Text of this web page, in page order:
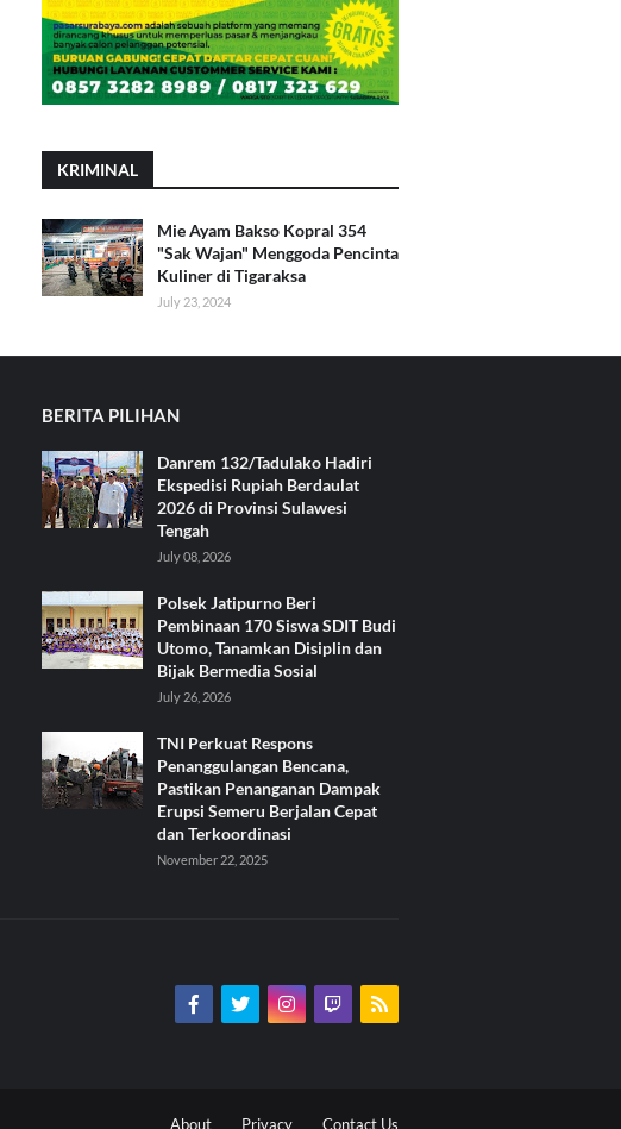
KRIMINAL
Mie Ayam Bakso Kopral 354
"Sak Wajan" Menggoda Pencinta
Kuliner di Tigaraksa
July 23, 2024
BERITA PILIHAN
Danrem 132/Tadulako Hadiri
Ekspedisi Rupiah Berdaulat
2026 di Provinsi Sulawesi
Tengah
July 08, 2026
Polsek Jatipurno Beri
Pembinaan 170 Siswa SDIT Budi
Utomo, Tanamkan Disiplin dan
Bijak Bermedia Sosial
July 26, 2026
TNI Perkuat Respons
Penanggulangan Bencana,
Pastikan Penanganan Dampak
Erupsi Semeru Berjalan Cepat
dan Terkoordinasi
November 22, 2025
About Privacy Contact Us